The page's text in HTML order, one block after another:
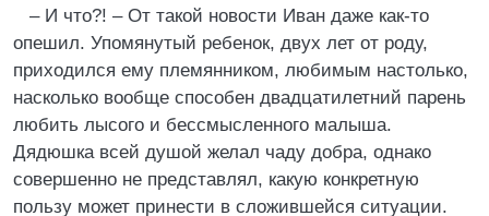
– И что?! – От такой новости Иван даже как-то
опешил. Упомянутый ребенок, двух лет от роду,
приходился ему племянником, любимым настолько,
насколько вообще способен двадцатилетний парень
любить лысого и бессмысленного малыша.
Дядюшка всей душой желал чаду добра, однако
совершенно не представлял, какую конкретную
пользу может принести в сложившейся ситуации.